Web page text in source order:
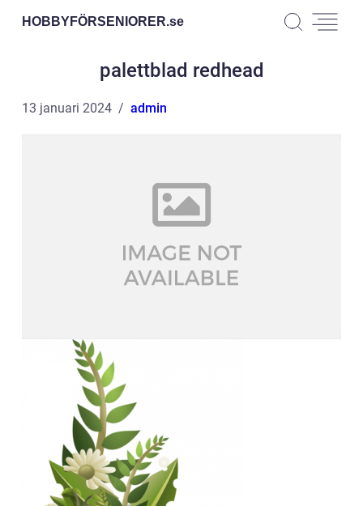
HOBBYFÖRSENIORER.se
palettblad redhead
13 januari 2024 admin